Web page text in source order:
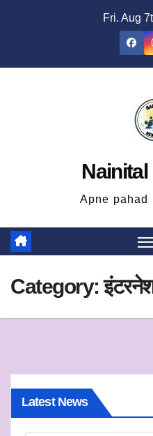
Fri. Aug
Apne pahad
Category:
Latest News